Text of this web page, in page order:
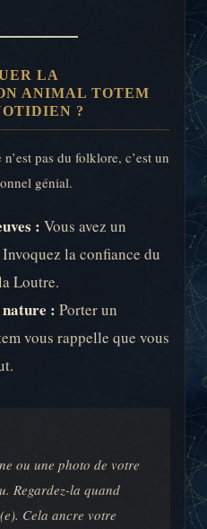
LA
ANIMAL TOTEM
?
pas du folklore, c’est un
génial.
: Vous avez un
la confiance du
Loutre.
: Porter un
vous rappelle que vous
ou une photo de votre
Regardez-la quand
Cela ancre votre